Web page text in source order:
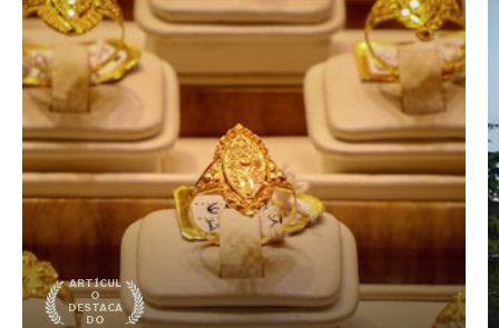
ARTÍCUL
O
DESTACA
DO